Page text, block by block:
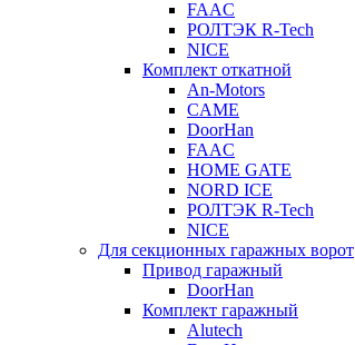
FAAC
РОЛТЭК R-Tech
NICE
Комплект откатной
An-Motors
CAME
DoorHan
FAAC
HOME GATE
NORD ICE
РОЛТЭК R-Tech
NICE
Для секционных гаражных ворот
Привод гаражный
DoorHan
Комплект гаражный
Alutech